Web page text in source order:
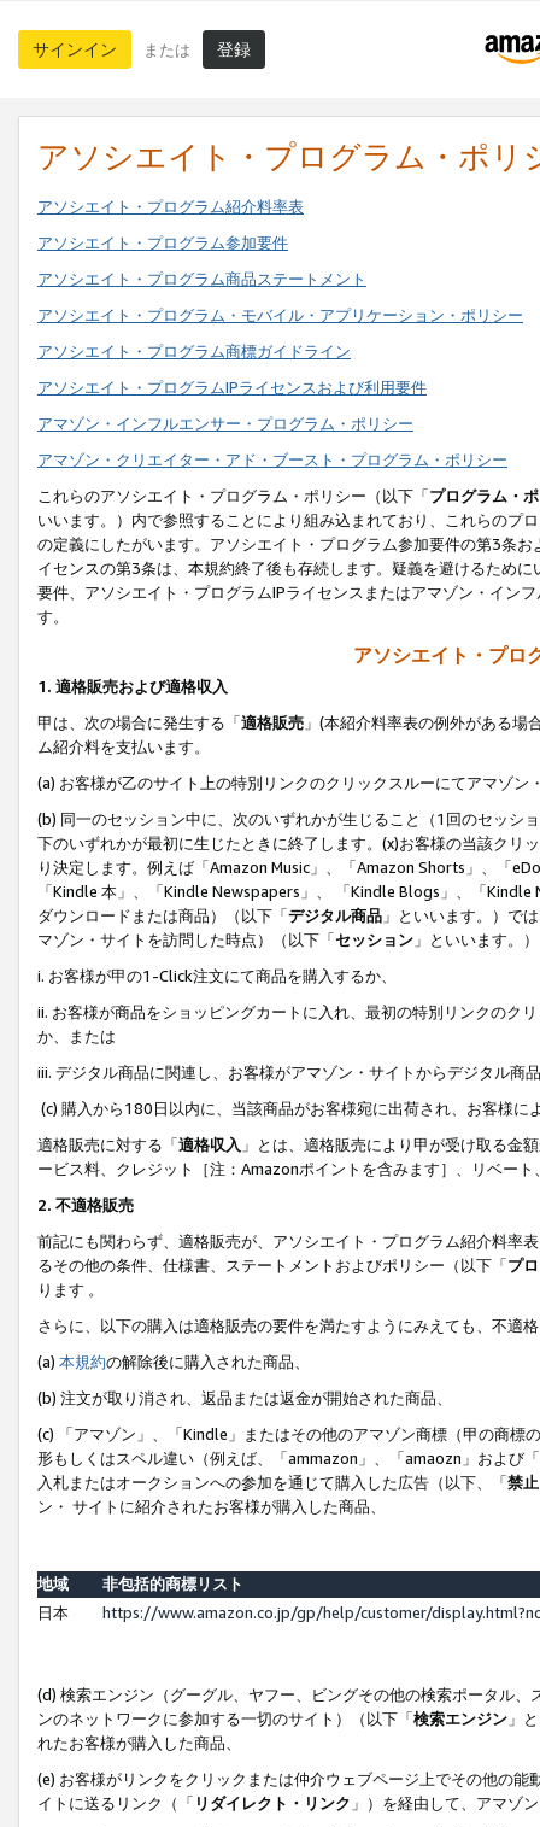
サインイン または 登録
アソシエイト・プログラム・ポリ
アソシエイト・プログラム紹介料率表
アソシエイト・プログラム参加要件
アソシエイト・プログラム商品ステートメント
アソシエイト・プログラム・モバイル・アプリケーション・ポリシー
アソシエイト・プログラム商標ガイドライン
アソシエイト・プログラムIPライセンスおよび利用要件
アマゾン・インフルエンサー・プログラム・ポリシー
アマゾン・クリエイター・アド・ブースト・プログラム・ポリシー
これらのアソシエイト・プログラム・ポリシー（以下「プログラム・
いいます。）内で参照することにより組み込まれており、これらのプ
の定義にしたがいます。アソシエイト・プログラム参加要件の第3条
イセンスの第3条は、本規約終了後も存続します。疑義を避けるため
要件、アソシエイト・プログラムIPライセンスまたはアマゾン・イン
す。
アソシエイト・プロ
1. 適格販売および適格収入
甲は、次の場合に発生する「適格販売 」(本紹介料率表の例外がある
ム紹介料を支払います。
(a) お客様が乙のサイト上の特別リンクのクリックスルーにてアマゾン
(b) 同一のセッション中に、次のいずれかが生じること（1回のセッシ
下のいずれかが最初に生じたときに終了します。(x)お客様の当該ク
り決定します。例えば「Amazon Music」、「Amazon Shorts」、「
「Kindle 本」、「Kindle Newspapers」、 「Kindle Blogs」、「
ダウンロードまたは商品）（以下「デジタル商品 」といいます。）で
マゾン・サイトを訪問した時点）（以下「セッション 」といいます。
i. お客様が甲の1-Click注文にて商品を購入するか、
ii. お客様が商品をショッピングカートに入れ、最初の特別リンクのク
か、または
iii. デジタル商品に関連し、お客様がアマゾン・サイトからデジタル
(c) 購入から180日以内に、当該商品がお客様宛に出荷され、お客様
適格販売に対する「適格収入 」とは、適格販売により甲が受け取る金
ービス料、クレジット［注：Amazonポイントを含みます］、リベー
2. 不適格販売
前記にも関わらず、適格販売が、アソシエイト・プログラム紹介料率
るその他の条件、仕様書、ステートメントおよびポリシー（以下「プ
ります 。
さらに、以下の購入は適格販売の要件を満たすようにみえても、不適
(a) 本規約の解除後に購入された商品、
(b) 注文が取り消され、返品または返金が開始された商品、
(c) 「アマゾン」、「Kindle」またはその他のアマゾン商標（甲の商
形もしくはスペル違い（例えば、「ammazon」、「amaozn」および
入札またはオークションへの参加を通じて購入した広告（以下、「禁
ン・ サイトに紹介されたお客様が購入した商品、
地域
非包括的商標リスト
日本
https://www.amazon.co.jp/gp/help/customer/
(d) 検索エンジン（グーグル、ヤフー、ビングその他の検索ポータル
ンのネットワークに参加する一切のサイト）（以下「検索エンジン 」
れたお客様が購入した商品、
(e) お客様がリンクをクリックまたは仲介ウェブページ上でその他の
イトに送るリンク（「 リダイレクト・リンク 」）を経由して、アマゾ